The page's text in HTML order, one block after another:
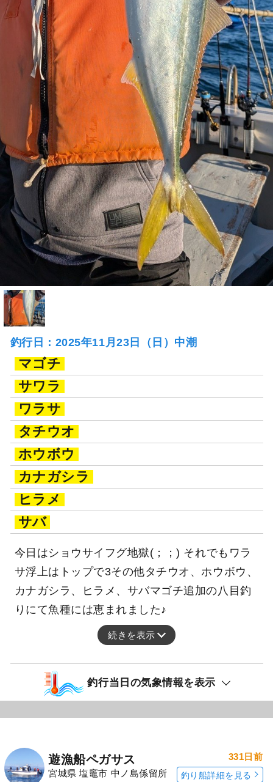
釣行日：2025年11月23日（日）中潮
マゴチ
サワラ
ワラサ
タチウオ
ホウボウ
カナガシラ
ヒラメ
サバ
今日はショウサイフグ地獄(；；) それでもワラ
サ浮上はトップで3その他タチウオ、ホウボウ、
カナガシラ、ヒラメ、サバマゴチ追加の八目釣
りにて魚種には恵まれました♪
続きを表示
釣行当日の気象情報を表示
遊漁船ペガサス
宮城県 塩竈市 中ノ島係留所
331日前
釣り船詳細を見る